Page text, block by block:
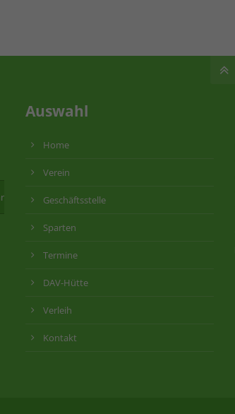
Auswahl
Home
Verein
Geschäftsstelle
Sparten
Termine
DAV-Hütte
Verleih
Kontakt